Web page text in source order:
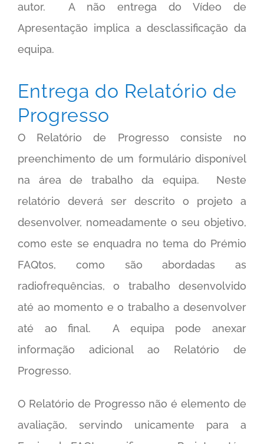
autor. A não entrega do Vídeo de
Apresentação implica a desclassificação da
equipa.
Entrega do Relatório de
Progresso
O Relatório de Progresso consiste no
preenchimento de um formulário disponível
na área de trabalho da equipa. Neste
relatório deverá ser descrito o projeto a
desenvolver, nomeadamente o seu objetivo,
como este se enquadra no tema do Prémio
FAQtos, como são abordadas as
radiofrequências, o trabalho desenvolvido
até ao momento e o trabalho a desenvolver
até ao final. A equipa pode anexar
informação adicional ao Relatório de
Progresso.
O Relatório de Progresso não é elemento de
avaliação, servindo unicamente para a